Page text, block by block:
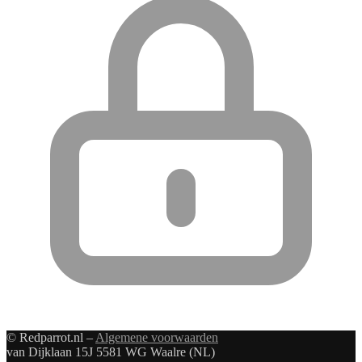
© Redparrot.nl – Algemene voorwaarden
van Dijklaan 15J 5581 WG Waalre (NL)